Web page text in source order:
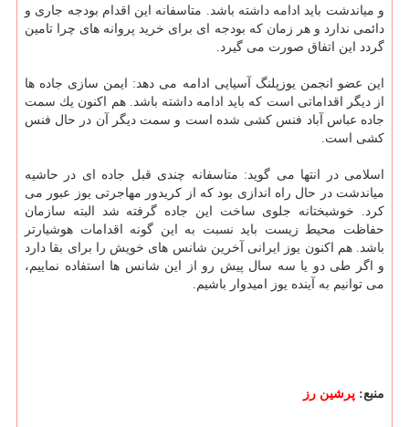
و میاندشت باید ادامه داشته باشد. متاسفانه این اقدام بودجه جاری و
دائمی ندارد و هر زمان كه بودجه ای برای خرید پروانه های چرا تامین
گردد این اتفاق صورت می گیرد.
این عضو انجمن یوزپلنگ آسیایی ادامه می دهد: ایمن سازی جاده ها
از دیگر اقداماتی است كه باید ادامه داشته باشد. هم اكنون یك سمت
جاده عباس آباد فنس كشی شده است و سمت دیگر آن در حال فنس
كشی است.
اسلامی در انتها می گوید: متاسفانه چندی قبل جاده ای در حاشیه
میاندشت در حال راه اندازی بود كه از كریدور مهاجرتی یوز عبور می
كرد. خوشبختانه جلوی ساخت این جاده گرفته شد البته سازمان
حفاظت محیط زیست باید نسبت به این گونه اقدامات هوشیارتر
باشد. هم اكنون یوز ایرانی آخرین شانس های خویش را برای بقا دارد
و اگر طی دو یا سه سال پیش رو از این شانس ها استفاده نماییم،
می توانیم به آینده یوز امیدوار باشیم.
منبع: پرشین رز